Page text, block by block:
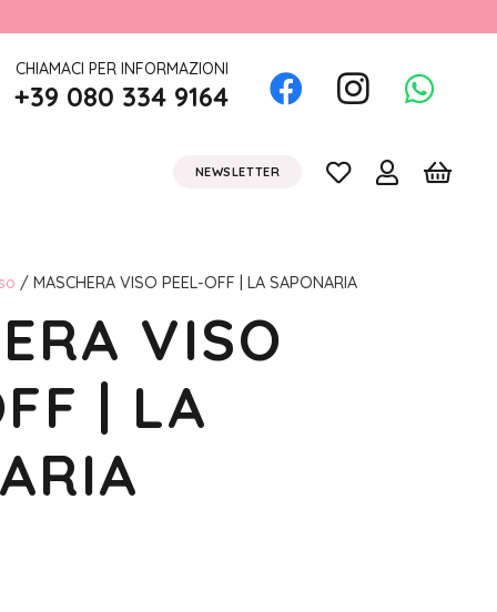
CHIAMACI PER INFORMAZIONI
+39 080 334 9164
NEWSLETTER
/ MASCHERA VISO PEEL-OFF | LA SAPONARIA
VISO
| LA